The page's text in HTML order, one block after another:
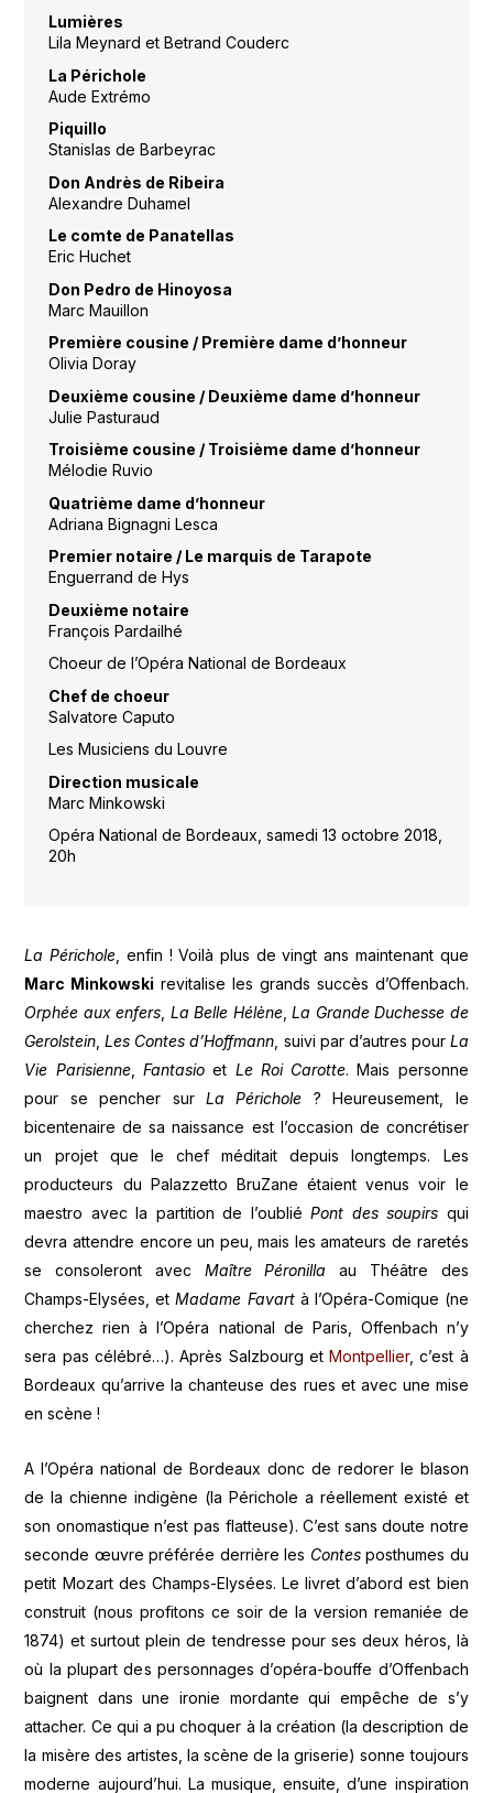
Lumières
Lila Meynard et Betrand Couderc
La Périchole
Aude Extrémo
Piquillo
Stanislas de Barbeyrac
Don Andrès de Ribeira
Alexandre Duhamel
Le comte de Panatellas
Eric Huchet
Don Pedro de Hinoyosa
Marc Mauillon
Première cousine / Première dame d’honneur
Olivia Doray
Deuxième cousine / Deuxième dame d’honneur
Julie Pasturaud
Troisième cousine / Troisième dame d’honneur
Mélodie Ruvio
Quatrième dame d’honneur
Adriana Bignagni Lesca
Premier notaire / Le marquis de Tarapote
Enguerrand de Hys
Deuxième notaire
François Pardailhé
Choeur de l’Opéra National de Bordeaux
Chef de choeur
Salvatore Caputo
Les Musiciens du Louvre
Direction musicale
Marc Minkowski
Opéra National de Bordeaux, samedi 13 octobre 2018,
20h
La Périchole , enfin ! Voilà plus de vingt ans maintenant que
Marc Minkowski revitalise les grands succès d’Offenbach.
Orphée aux enfers La Belle Hélène,La Grande Duchesse de
Gerolstein ,Les Contes d’Hoffmann , suivi par d’autres pour La
Vie Parisienne, Fantasioet Le Roi Carotte. Mais personne
pour se pencher sur La Périchole ? Heureusement, le
bicentenaire de sa naissance est l’occasion de concrétiser
un projet que le chef méditait depuis longtemps. Les
producteurs du Palazzetto BruZane étaient venus voir le
maestro avec la partition de l’oubliéPont des soupirs qui
devra attendre encore un peu, mais les amateurs de raretés
se consoleront avec Maître Péronilla au Théâtre des
Champs-Elysées, etMadame Favartà l’Opéra-Comique (ne
cherchez rien à l’Opéra national de Paris, Offenbach n’y
sera pas célébré…). Après Salzbourg etMontpellier, c’est à
Bordeaux qu’arrive la chanteuse des rues et avec une mise
en scène !
A l’Opéra national de Bordeaux donc de redorer le blason
de la chienne indigène (la Périchole a réellement existé et
son onomastique n’est pas flatteuse). C’est sans doute notre
seconde œuvre préférée derrière les Contesposthumes du
petit Mozart des Champs-Elysées. Le livret d’abord est bien
construit (nous profitons ce soir de la version remaniée de
1874) et surtout plein de tendresse pour ses deux héros, là
où la plupart des personnages d’opéra-bouffe d’Offenbach
baignent dans une ironie mordante qui empêche de s’y
attacher. Ce qui a pu choquer à la création (la description de
la misère des artistes, la scène de la griserie) sonne toujours
moderne aujourd’hui. La musique, ensuite, d’une inspiration